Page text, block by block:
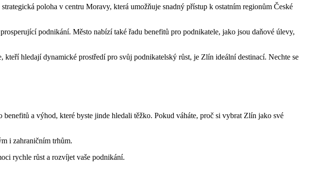
poloha v centru Moravy, která umožňuje snadný přístup k ostatním regionům České
podnikání. Město nabízí také řadu benefitů pro podnikatele, jako jsou daňové úlevy,
hledají dynamické prostředí pro svůj podnikatelský růst, je Zlín ideální destinací. Nechte se
a výhod, které byste jinde hledali těžko. Pokud váháte, proč si vybrat Zlín jako své
i zahraničním trhům.
rychle růst a rozvíjet vaše podnikání.